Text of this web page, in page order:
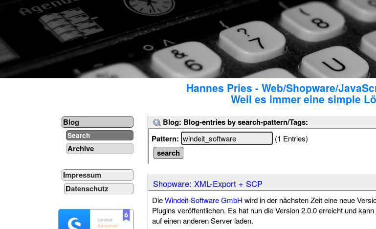
Hannes Pries - Web/Shopware/
Weil es immer eine simple
Blog
Search
Archive
Impressum
Datenschutz
Blog: Blog-entries by search-pattern/Tags:
Pattern:
(1 Entries)
Shopware: XML-Export + SCP
DieWindeit-Software GmbH wird in der nächsten Zeit eine neue
Plugins veröffentlichen. Es hat nun die Version 2.0.0 erreicht und
auf einen anderen Server laden.